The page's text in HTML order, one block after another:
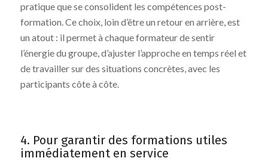
pratique que se consolident les compétences post-
formation. Ce choix, loin d’être un retour en arrière, est
un atout : il permet à chaque formateur de sentir
l’énergie du groupe, d’ajuster l’approche en temps réel et
de travailler sur des situations concrètes, avec les
participants côte à côte.
4. Pour garantir des formations utiles
immédiatement en service